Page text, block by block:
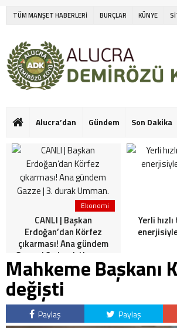
TÜM MANŞET HABERLERİ BURÇLAR KÜNYE
Alucra’dan Gündem Son Dakika
Ekonomi
CANLI | Başkan
Erdoğan’dan Körfez
çıkarması! Ana gündem
Gazze | 3. durak Umman.
Yerli
Mahkeme Başkanı
değişti
Paylaş Paylaş